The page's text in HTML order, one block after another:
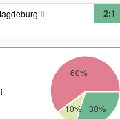
II 2:1
30%
10%
60%